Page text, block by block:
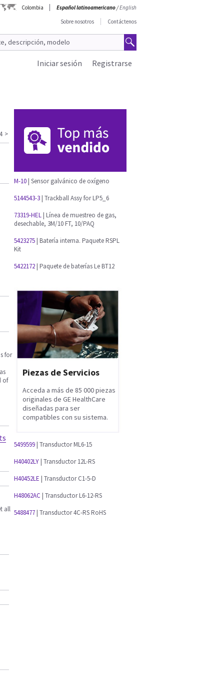
Colombia Español latinoamericano/English
Sobre nosotros
Contáctenos
Registrarse
Iniciar sesión
>
for
of
all
M-10 | Sensor galvánico de oxígeno
5144543-3 | Trackball Assy for LP5_6
73319-HEL | Línea de muestreo de gas,
desechable, 3M/10 FT, 10/PAQ
5423275 | Batería interna. Paquete RSPL
Kit
5422172 | Paquete de baterías Le BT12
Piezas de Servicios
Acceda a más de 85 000 piezas
originales de GE HealthCare
diseñadas para ser
compatibles con su sistema.
5499599 | Transductor ML6-15
H40402LY | Transductor 12L-RS
H40452LE | Transductor C1-5-D
H48062AC | Transductor L6-12-RS
5488477 | Transductor 4C-RS RoHS